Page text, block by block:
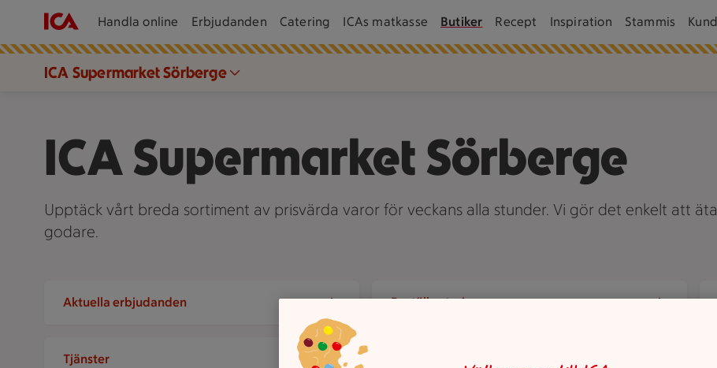
Handla online Erbjudanden Catering ICAs matkasse Butiker Recept Inspiration Stammis
ICA Supermarket Sörberge
ICA Supermarket Sörberge
Upptäck vårt breda sortiment av prisvärda varor för veckans alla stunder. Vi gör det enkelt att äta
godare.
Aktuella erbjudanden Beställ catering
Tjänster